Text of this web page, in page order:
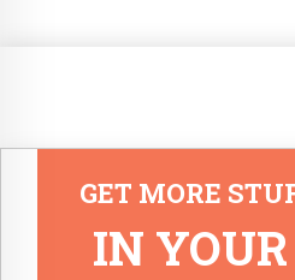
GET MORE
IN